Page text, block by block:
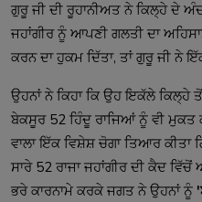
ਗੁਰੂ ਜੀ ਦੀ ਰੂਹਾਨੀਅਤ ਨੇ ਕਿਲ੍ਹੇ ਦੇ
ਜਹਾਂਗੀਰ ਨੂੰ ਆਪਣੀ ਗਲਤੀ ਦਾ
ਕਰਨ ਦਾ ਹੁਕਮ ਦਿੱਤਾ, ਤਾਂ ਗੁਰੂ ਜੀ ਨੇ
ਉਹਨਾਂ ਨੇ ਕਿਹਾ ਕਿ ਉਹ ਇਕੱਲੇ ਕਿਲ੍ਹੇ
ਬੇਕਸੂਰ 52 ਹਿੰਦੂ ਰਾਜਿਆਂ ਨੂੰ ਵੀ
ਵਾਲਾ ਇੱਕ ਵਿਸ਼ੇਸ਼ ਚੋਗਾ ਤਿਆਰ
ਸਾਰੇ 52 ਰਾਜਾ ਜਹਾਂਗੀਰ ਦੀ ਕੈਦ
ਭਰੇ ਕਾਰਨਾਮੇ ਕਰਕੇ ਜਗਤ ਨੇ ਉਹਨਾਂ ਨੂੰ